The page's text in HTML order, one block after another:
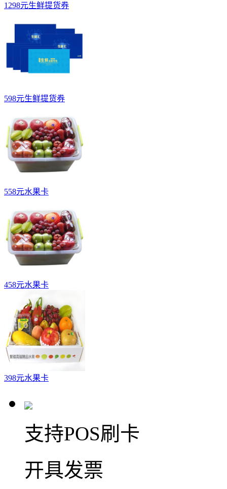
1298元生鲜提货券
598元生鲜提货券
558元水果卡
458元水果卡
398元水果卡
支持POS刷卡
开具发票